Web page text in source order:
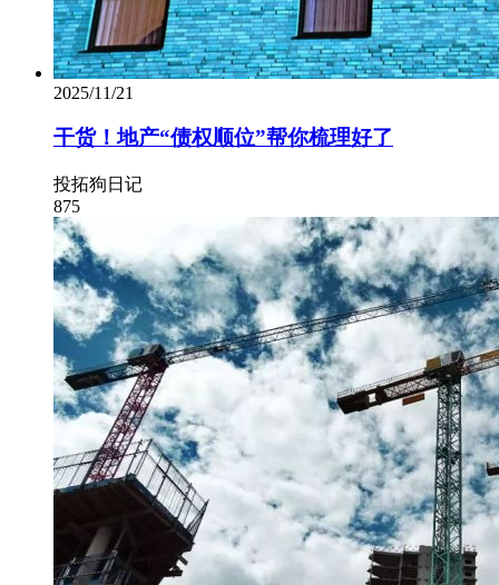
2025/11/21
干货！地产“债权顺位”帮你梳理好了
投拓狗日记
875